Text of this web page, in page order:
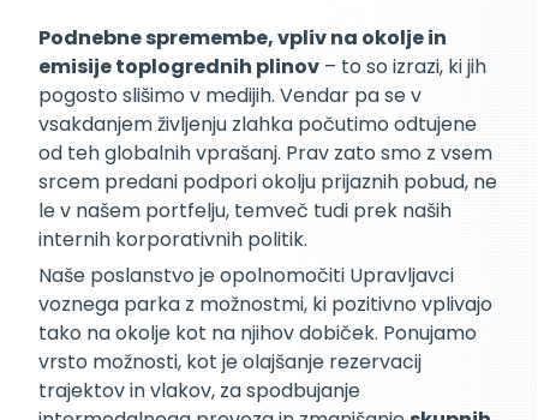
Podnebne spremembe, vpliv na okolje in
emisije toplogrednih plinov – to so izrazi, ki jih
pogosto slišimo v medijih. Vendar pa se v
vsakdanjem življenju zlahka počutimo odtujene
od teh globalnih vprašanj. Prav zato smo z vsem
srcem predani podpori okolju prijaznih pobud, ne
le v našem portfelju, temveč tudi prek naših
internih korporativnih politik.
Naše poslanstvo je opolnomočiti Upravljavci
voznega parka z možnostmi, ki pozitivno vplivajo
tako na okolje kot na njihov dobiček. Ponujamo
vrsto možnosti, kot je olajšanje rezervacij
trajektov in vlakov, za spodbujanje